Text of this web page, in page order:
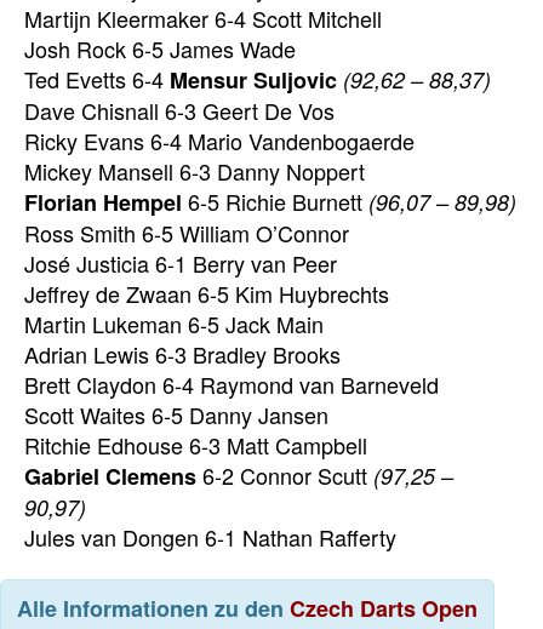
Martijn Kleermaker 6-4 Scott Mitchell
Josh Rock 6-5 James Wade
Ted Evetts 6-4 Mensur Suljovic (92,62 – 88,37)
Dave Chisnall 6-3 Geert De Vos
Ricky Evans 6-4 Mario Vandenbogaerde
Mickey Mansell 6-3 Danny Noppert
Florian Hempel 6-5 Richie Burnett (96,07 – 89,98)
Ross Smith 6-5 William O’Connor
José Justicia 6-1 Berry van Peer
Jeffrey de Zwaan 6-5 Kim Huybrechts
Martin Lukeman 6-5 Jack Main
Adrian Lewis 6-3 Bradley Brooks
Brett Claydon 6-4 Raymond van Barneveld
Scott Waites 6-5 Danny Jansen
Ritchie Edhouse 6-3 Matt Campbell
Gabriel Clemens6-2 Connor Scutt (97,25 –
90,97)
Jules van Dongen 6-1 Nathan Rafferty
Alle Informationen zu den Czech Darts Open